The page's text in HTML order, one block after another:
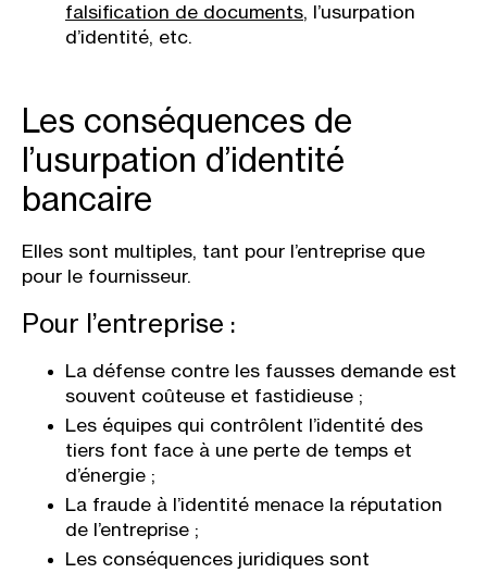
falsification de documents, l’usurpation
d’identité, etc.
Les conséquences de
l’usurpation d’identité
bancaire
Elles sont multiples, tant pour l’entreprise que
pour le fournisseur.
Pour l’entreprise :
La défense contre les fausses demande est
souvent coûteuse et fastidieuse ;
Les équipes qui contrôlent l’identité des
tiers font face à une perte de temps et
d’énergie ;
La fraude à l’identité menace la réputation
de l’entreprise ;
Les conséquences juridiques sont